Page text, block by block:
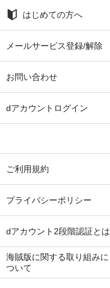
はじめての方へ
メールサービス登録/解除
お問い合わせ
dアカウントログイン
ご利用規約
プライバシーポリシー
dアカウント2段階認証とは
海賊版に関する取り組みに
ついて